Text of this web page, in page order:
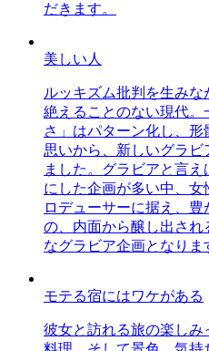
だきます。
美しい人
ルッキズム批判を生み
絶えることのない現代。
さ」はパターン化し、
思いから、新しいグラ
ました。グラビアと言
にした企画が多い中、女
ロデューサーに据え、
の、内面から醸し出され
なグラビア企画となりま
モテる宿にはワケがある
彼女と訪れる旅の楽し